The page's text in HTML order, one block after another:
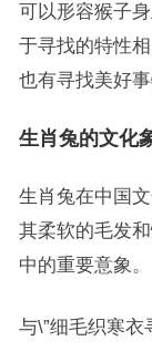
可以形容猴子
于寻找的特性
也有寻找美好事
生肖兔的文化
生肖兔在中国
其柔软的毛发
中的重要意象。
与\”细毛织寒衣